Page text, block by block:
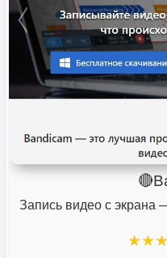
Запись видео с экрана